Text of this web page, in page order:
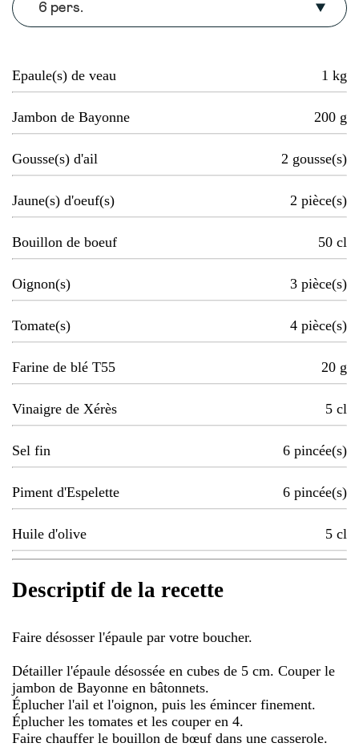
6 pers.
Epaule(s) de veau 1 kg
Jambon de Bayonne 200 g
Gousse(s) d'ail 2 gousse(s)
Jaune(s) d'oeuf(s) 2 pièce(s)
Bouillon de boeuf 50 cl
Oignon(s) 3 pièce(s)
Tomate(s) 4 pièce(s)
Farine de blé T55 20 g
Vinaigre de Xérès 5 cl
Sel fin 6 pincée(s)
Piment d'Espelette 6 pincée(s)
Huile d'olive 5 cl
Descriptif de la recette
Faire désosser l'épaule par votre boucher.
Détailler l'épaule désossée en cubes de 5 cm. Couper le
jambon de Bayonne en bâtonnets.
Éplucher l'ail et l'oignon, puis les émincer finement.
Éplucher les tomates et les couper en 4.
Faire chauffer le bouillon de bœuf dans une casserole.